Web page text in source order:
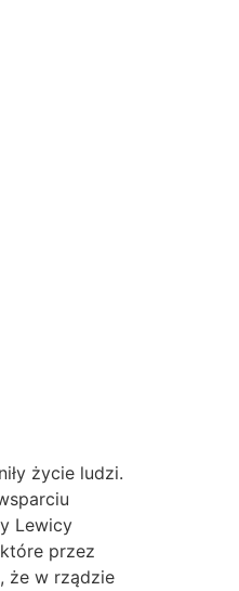
życie ludzi.
Lewicy
przez
że w rządzie